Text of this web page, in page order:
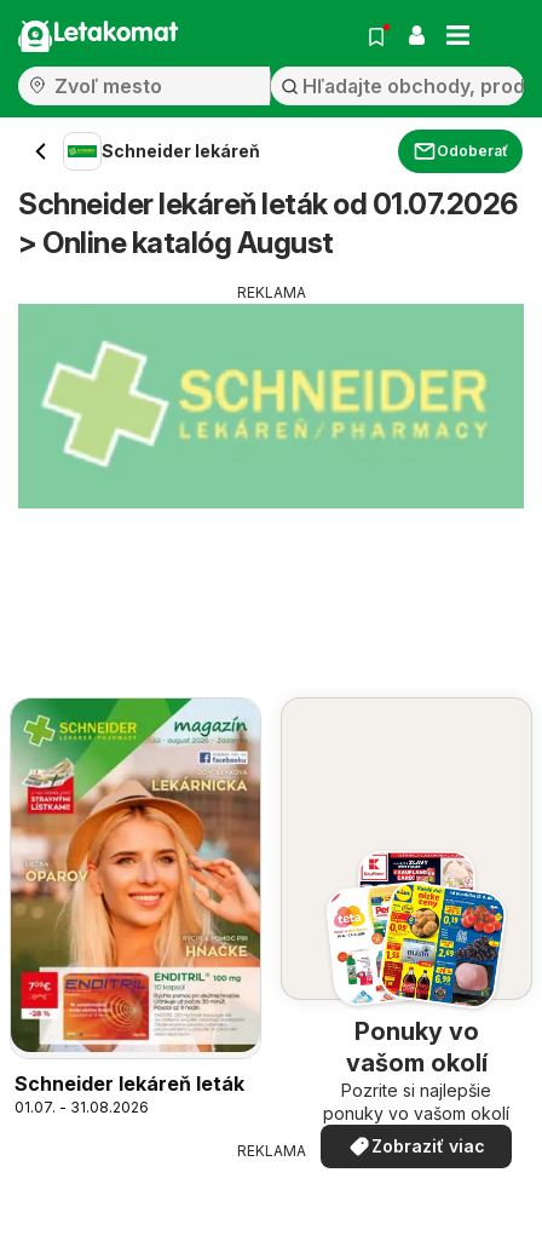
Letakomat
Schneider lekáreň Odoberať
Schneider lekáreň leták od 01.07.2026
> Online katalóg August
REKLAMA
Schneider lekáreň leták
01.07. - 31.08.2026
Ponuky vo
vašom okolí
Pozrite si najlepšie
ponuky vo vašom okolí
Zobraziť viac
REKLAMA